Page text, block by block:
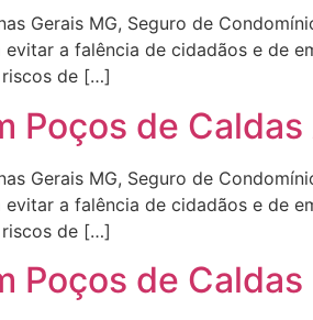
Gerais MG, Seguro de
a falência de cidadãos e de
de […]
Poços de Caldas
Gerais MG, Seguro de
a falência de cidadãos e de
riscos de […]
Poços de Caldas